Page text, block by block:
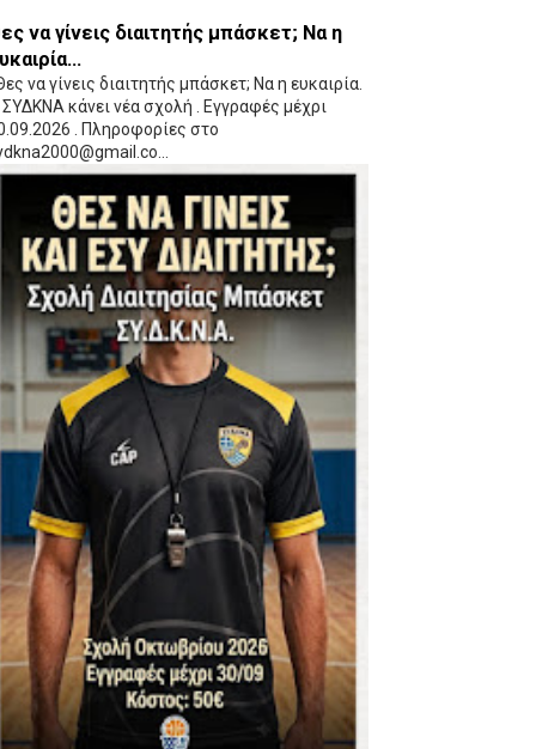
(VIDEO)
-ΕΘΝΙΚΟΣ ΛΑΓΥΝΩΝ
- Στον τελικό με Ερμή Αργ. νίκησε 72-54 το Πέρα
-ΠΕΡΑ (21.30)
στην Ένωση
-20 77-69 την φοβερή Προοδευτική
να γίνεις διαιτητής μπάσκετ; Να η
να γίνεις διαιτητής μπάσκετ; Να η ευκαιρία.
κάνει νέα σχολή . Εγγραφές μέχρι
. Πληροφορίες στο